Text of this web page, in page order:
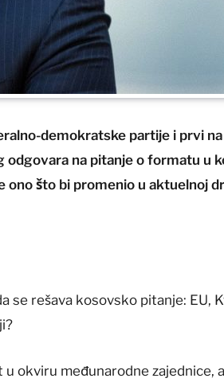
demokratske partije i prvi
odgovara na pitanje o formatu u
ono što bi promenio u aktuelnoj
se rešava kosovsko pitanje: EU,
okviru međunarodne zajednice,